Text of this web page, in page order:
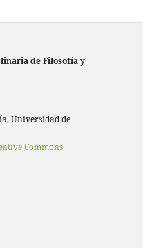
de Filosofía y
Universidad de
Commons